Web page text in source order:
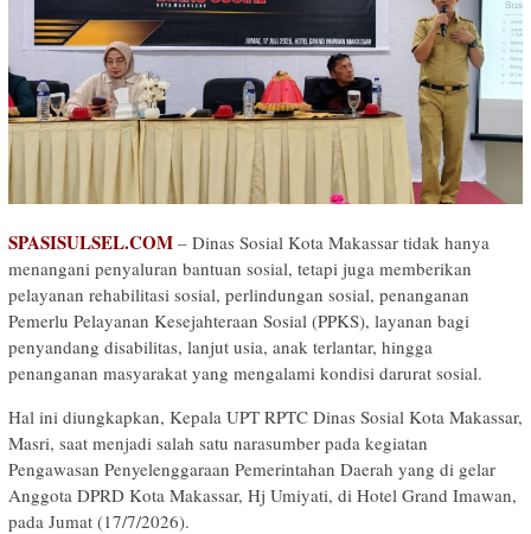
SPASISULSEL.COM – Dinas Sosial Kota Makassar tidak hanya
menangani penyaluran bantuan sosial, tetapi juga memberikan
pelayanan rehabilitasi sosial, perlindungan sosial, penanganan
Pemerlu Pelayanan Kesejahteraan Sosial (PPKS), layanan bagi
penyandang disabilitas, lanjut usia, anak terlantar, hingga
penanganan masyarakat yang mengalami kondisi darurat sosial.
Hal ini diungkapkan, Kepala UPT RPTC Dinas Sosial Kota Makassar,
Masri, saat menjadi salah satu narasumber pada kegiatan
Pengawasan Penyelenggaraan Pemerintahan Daerah yang di gelar
Anggota DPRD Kota Makassar, Hj Umiyati, di Hotel Grand Imawan,
pada Jumat (17/7/2026).